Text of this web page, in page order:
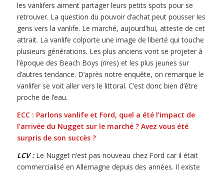
les vanlifers aiment partager leurs petits spots pour se
retrouver. La question du pouvoir d’achat peut pousser les
gens vers la vanlife. Le marché, aujourd’hui, atteste de cet
attrait. La vanlife colporte une image de liberté qui touche
plusieurs générations. Les plus anciens vont se projeter à
l’époque des Beach Boys (rires) et les plus jeunes sur
d’autres tendance. D’après notre enquête, on remarque le
vanlifer se voit aller vers le littoral. C’est donc bien d’être
proche de l’eau.
ECC : Parlons vanlife et Ford, quel a été l’impact de
l’arrivée du Nugget sur le marché ? Avez vous été
surpris de son succès ?
LCV :Le Nugget n’est pas nouveau chez Ford car il était
commercialisé en Allemagne depuis des années. Il existe